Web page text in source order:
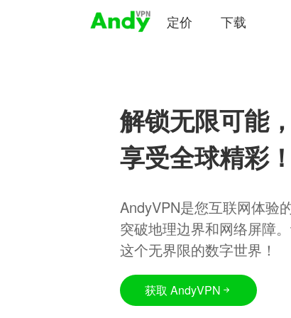
定价 下载
解锁无限可能，
享受全球精彩！
AndyVPN是您互联网体验
突破地理边界和网络屏障
这个无界限的数字世界！
获取 AndyVPN